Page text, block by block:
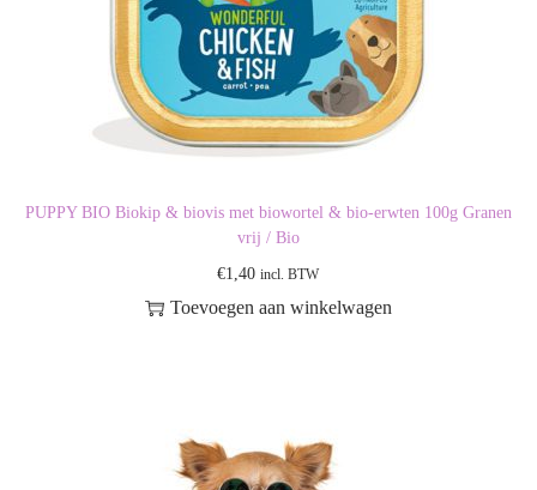
PUPPY BIO Biokip & biovis met biowortel & bio-erwten 100g Granen
vrij / Bio
€1,40 incl. BTW
Toevoegen aan winkelwagen